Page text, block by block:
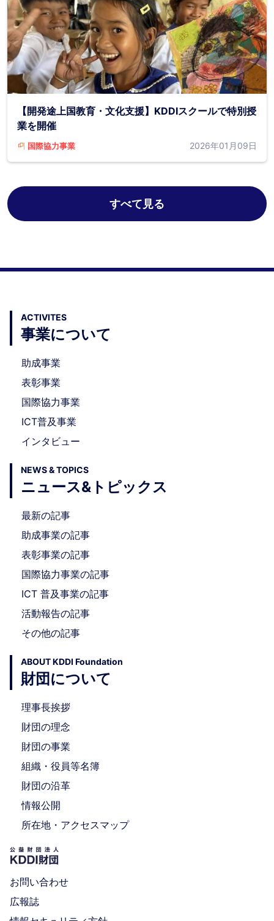
【開発途上国教育・文化支援】KDDIスクールで特別授
業を開催
国際協力事業 2026年01月09日
すべて見る
ACTIVITES
事業について
助成事業
表彰事業
国際協力事業
ICT普及事業
インタビュー
NEWS & TOPICS
ニュース&トピックス
最新の記事
助成事業の記事
表彰事業の記事
国際協力事業の記事
ICT 普及事業の記事
活動報告の記事
その他の記事
ABOUT KDDI Foundation
財団について
理事長挨拶
財団の理念
財団の事業
組織・役員等名簿
財団の沿革
情報公開
所在地・アクセスマップ
お問い合わせ
広報誌